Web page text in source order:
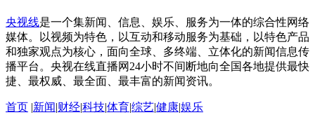
央视线是一个集新闻、信息、娱乐、服务为一体的综合性网络
媒体。以视频为特色，以互动和移动服务为基础，以特色产品
和独家观点为核心，面向全球、多终端、立体化的新闻信息传
播平台。央视在线直播网24小时不间断地向全国各地提供最快
捷、最权威、最全面、最丰富的新闻资讯。
首页 |新闻|财经|科技|体育|综艺|健康|娱乐